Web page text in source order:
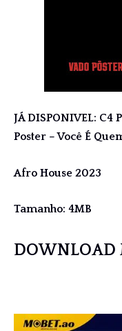
JÁ DISPONIVEL: C4
Poster – Você É
Afro House 2023
Tamanho: 4MB
DOWNLOAD